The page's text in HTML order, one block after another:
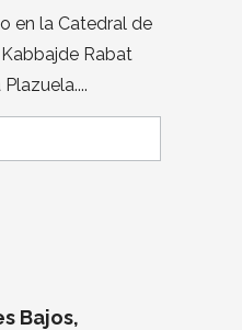
en la Catedral de
Rabat
Bajos,